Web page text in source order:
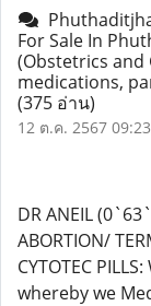
For Sale In
(Obstetrics and
medications,
(375 อ่าน)
12 ต.ค. 2567 09:23
DR ANEIL
ABORTION/
CYTOTEC
whereby we